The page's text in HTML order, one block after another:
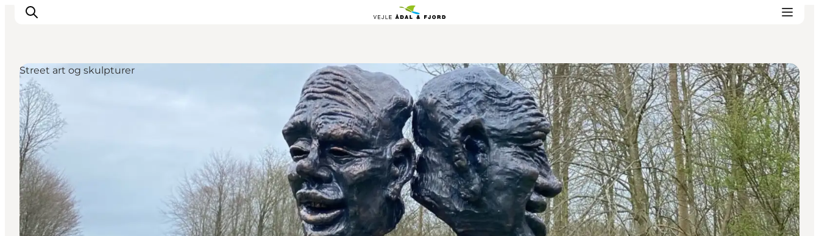
Udflugtsmål
Ture & aktiviteter
Det sker
Overnatning
Planlæg din tur
-
Projekter
Street art og skulpturer